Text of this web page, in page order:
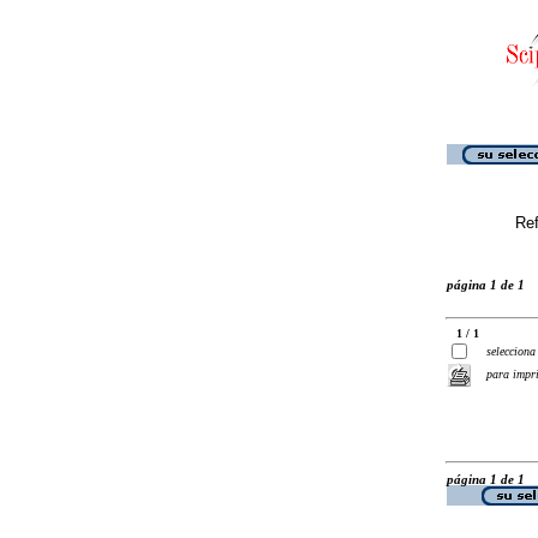
página 1 de 1
1 / 1
selecciona
para
página 1 de 1